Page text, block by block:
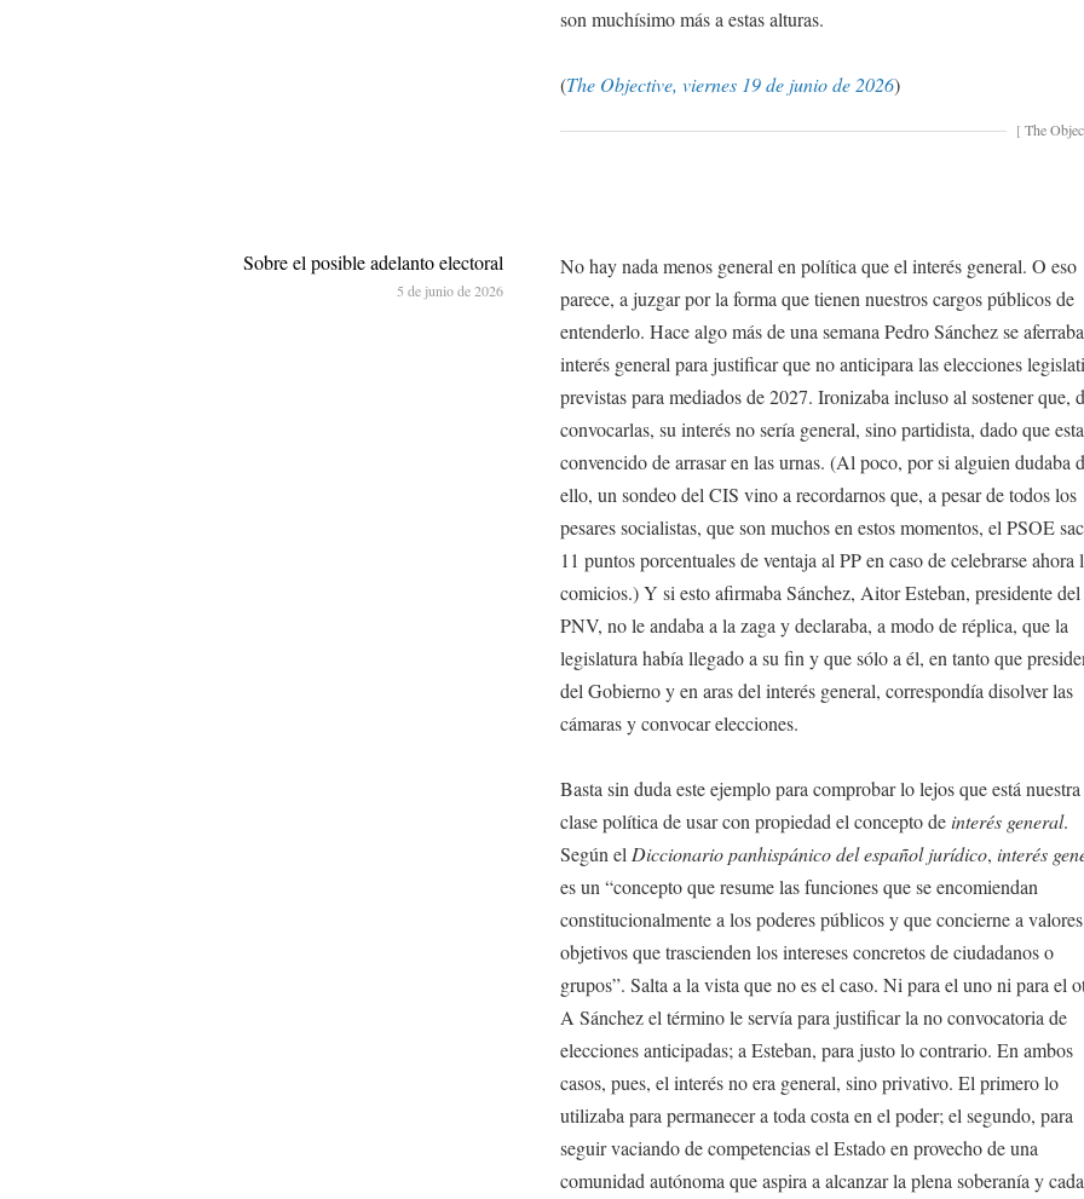
son muchísimo más a estas alturas.
(The Objective, viernes 19 de junio de 2026)
[The
No hay nada menos general en política que el interés general. O eso
parece, a juzgar por la forma que tienen nuestros cargos públicos de
entenderlo. Hace algo más de una semana Pedro Sánchez se
interés general para justificar que no anticipara las elecciones
previstas para mediados de 2027. Ironizaba incluso al sostener que,
convocarlas, su interés no sería general, sino partidista, dado que
convencido de arrasar en las urnas. (Al poco, por si alguien dudaba
ello, un sondeo del CIS vino a recordarnos que, a pesar de todos los
pesares socialistas, que son muchos en estos momentos, el PSOE
11 puntos porcentuales de ventaja al PP en caso de celebrarse ahora
comicios.) Y si esto afirmaba Sánchez, Aitor Esteban, presidente del
PNV, no le andaba a la zaga y declaraba, a modo de réplica, que la
legislatura había llegado a su fin y que sólo a él, en tanto que
del Gobierno y en aras del interés general, correspondía disolver las
cámaras y convocar elecciones.
Basta sin duda este ejemplo para comprobar lo lejos que está nuestra
clase política de usar con propiedad el concepto deinterés general.
Según el Diccionario panhispánico del español jurídico,interés
es un “concepto que resume las funciones que se encomiendan
constitucionalmente a los poderes públicos y que concierne a
objetivos que trascienden los intereses concretos de ciudadanos o
grupos”. Salta a la vista que no es el caso. Ni para el uno ni para el
A Sánchez el término le servía para justificar la no convocatoria de
elecciones anticipadas; a Esteban, para justo lo contrario. En ambos
casos, pues, el interés no era general, sino privativo. El primero lo
utilizaba para permanecer a toda costa en el poder; el segundo, para
seguir vaciando de competencias el Estado en provecho de una
comunidad autónoma que aspira a alcanzar la plena soberanía y cada
Sobre el posible adelanto electoral
5 de junio de 2026